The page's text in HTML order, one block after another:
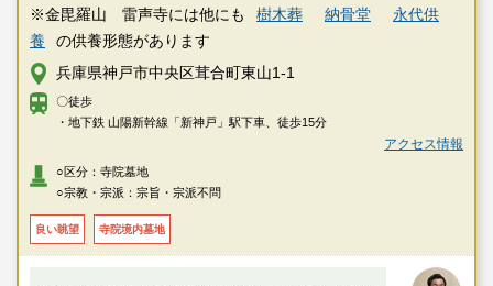
※金毘羅山 雷声寺には他にも 樹木葬 納骨堂
永代供
養
の供養形態があります
兵庫県神戸市中央区茸合町東山1-1
〇徒歩
・地下鉄 山陽新幹線「新神戸」駅下車、徒歩15分
アクセス情報
○区分：寺院墓地
○宗教・宗派：宗旨・宗派不問
良い眺望 寺院境内墓地